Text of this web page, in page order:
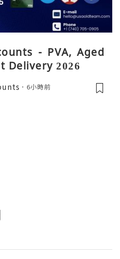
- PVA, Aged
Delivery 2026
6小時前